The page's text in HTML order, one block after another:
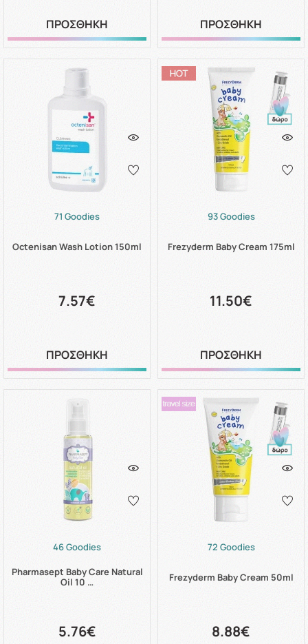
ΠΡΟΣΘΗΚΗ ΠΡΟΣΘΗΚΗ
71 Goodies
Octenisan Wash Lotion 150ml
7.57€
ΠΡΟΣΘΗΚΗ
93 Goodies
Frezyderm Baby Cream 175ml
11.50€
ΠΡΟΣΘΗΚΗ
46 Goodies
Pharmasept Baby Care Natural
Oil 10 …
5.76€
72 Goodies
Frezyderm Baby Cream 50ml
8.88€